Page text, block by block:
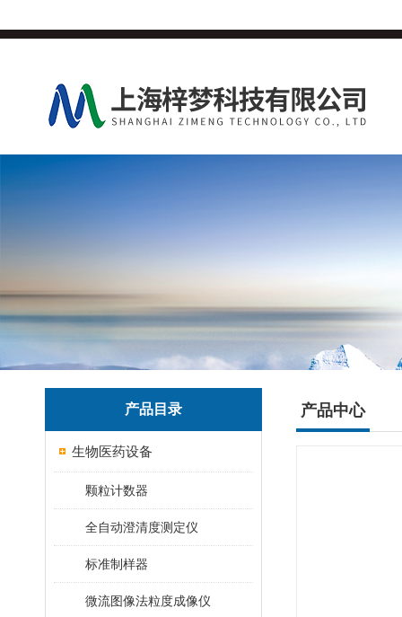
产品目录
生物医药设备
颗粒计数器
全自动澄清度测定仪
标准制样器
微流图像法粒度成像仪
产品中心